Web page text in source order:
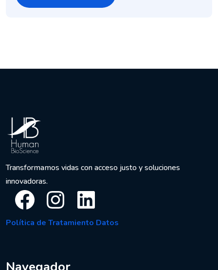
Transformamos vidas con acceso justo y soluciones
innovadoras.
Facebook
Instagram
LinkedIn
Política de Tratamiento Datos